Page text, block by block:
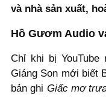
và nhà sản xuất,
Hồ Gươm Audio
Chỉ khi bị
Giáng Son mới biết
bản ghi Giấc mơ